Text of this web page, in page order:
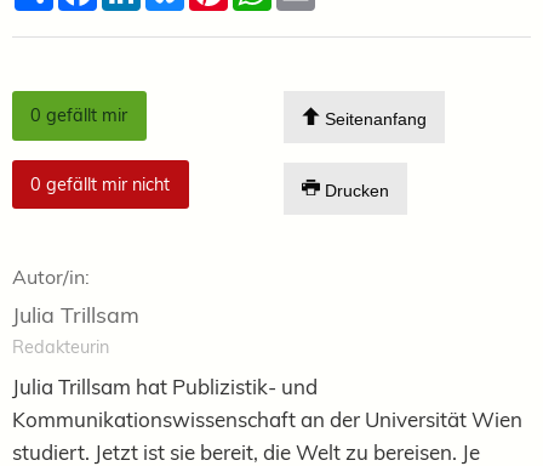
0 gefällt mir
0 gefällt mir nicht
Seitenanfang
Drucken
Autor/in:
Julia Trillsam
Redakteurin
Julia Trillsam hat Publizistik- und
Kommunikationswissenschaft an der Universität Wien
studiert. Jetzt ist sie bereit, die Welt zu bereisen. Je